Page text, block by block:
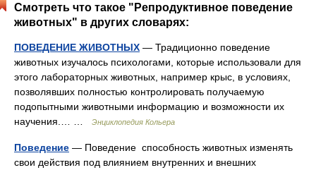
Смотреть что такое "Репродуктивное поведение
животных" в других словарях:
ПОВЕДЕНИЕ ЖИВОТНЫХ — Традиционно поведение
животных изучалось психологами, которые использовали для
этого лабораторных животных, например крыс, в условиях,
позволявших полностью контролировать получаемую
подопытными животными информацию и возможности их
научения.… …
Энциклопедия Кольера
Поведение — Поведение способность животных изменять
свои действия под влиянием внутренних и внешних